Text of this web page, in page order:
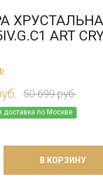
ART
50 699 руб.
доставка по Москве
В КОРЗИНУ